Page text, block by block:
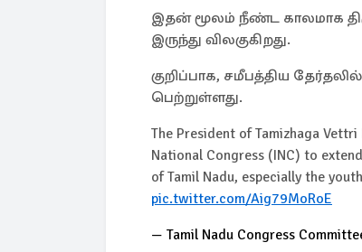
இதன் மூலம் நீண்ட காலமாக
இருந்து விலகுகிறது.
குறிப்பாக, சமீபத்திய
பெற்றுள்ளது.
The President of Tamizhaga
National Congress (INC) to
of Tamil Nadu, especially the
pic.twitter.com/Aig79MoRoE
— Tamil Nadu Congress